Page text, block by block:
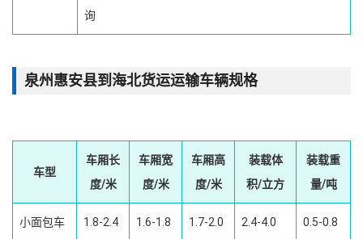
询
泉州惠安县到海北货运运输车辆规格
车型
车厢长
度/米
车厢宽
度/米
车厢高
度/米
装载体
积/立方
装载重
量/吨
小面包车 1.8-2.4 1.6-1.8 1.7-2.0 2.4-4.0 0.5-0.8